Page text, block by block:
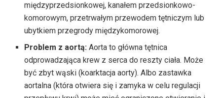
międzyprzedsionkowej, kanałem przedsionkowo-
komorowym, przetrwałym przewodem tętniczym lub
ubytkiem przegrody międzykomorowej.
Problem z aortą: Aorta to główna tętnica
odprowadzająca krew z serca do reszty ciała. Może
być zbyt wąski (koarktacja aorty). Albo zastawka
aortalna (która otwiera się i zamyka w celu regulacji